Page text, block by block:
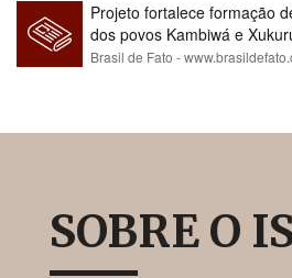
Projeto fortalece formação
dos povos Kambiwá e
Brasil de Fato -
SOBRE O